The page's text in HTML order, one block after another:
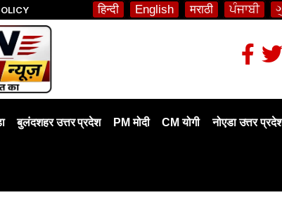
हिन्दी English मराठी ਪੰਜਾਬੀ
बुलंदशहर उत्तर प्रदेश PM मोदी CM योगी नोएडा उत्तर